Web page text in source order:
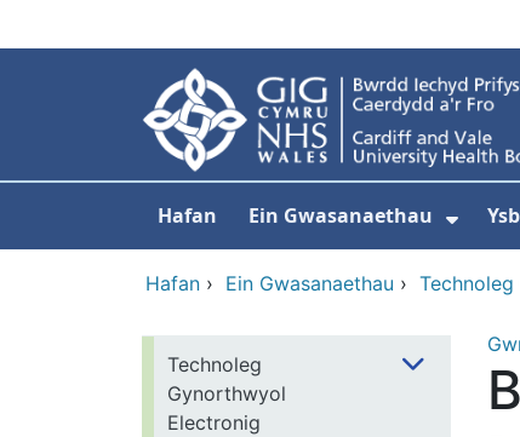
Hafan Ein Gwasanaethau
Hafan › Ein Gwasanaethau ›
Technoleg
Gynorthwyol
Electronig